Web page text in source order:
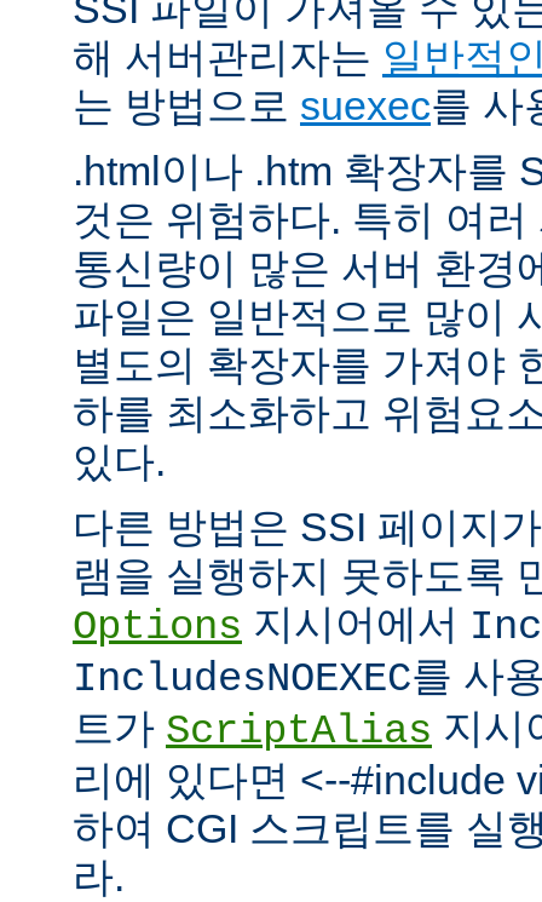
해 서버관리자는 일반적
는 방법으로 suexec를 사
.html이나 .htm 확장자를
것은 위험하다. 특히 여
통신량이 많은 서버 환경
파일은 일반적으로 많이
별도의 확장자를 가져야
하를 최소화하고 위험요
있다.
다른 방법은 SSI 페이지
램을 실행하지 못하도록
Options 지시어에서
IncludesNOEXEC를 사
트가 ScriptAlias 지시
리에 있다면 <--#include
하여 CGI 스크립트를 실
라.